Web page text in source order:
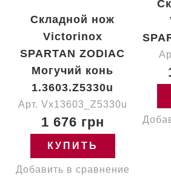
Складной нож
Victorinox
SPARTAN ZODIAC
Могучий конь
1.3603.Z5330u
Арт. Vx13603_Z5330u
1 676 грн
КУПИТЬ
Добавить в сравнение